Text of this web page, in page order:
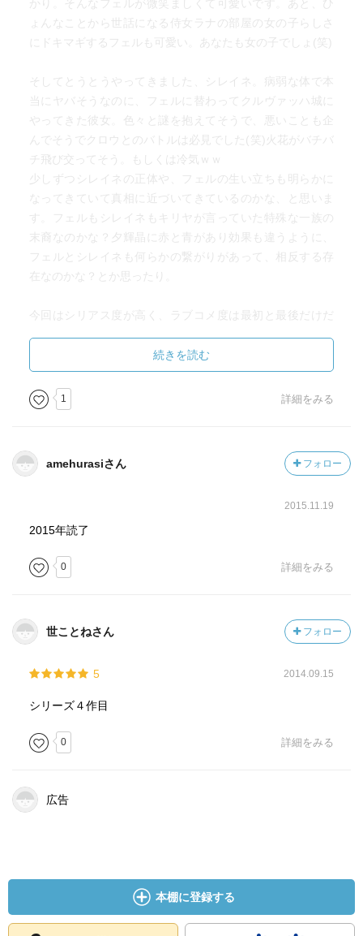
かり。そんなフェルが微笑ましくて可愛いです。あと、ひ
ょんなことから世話になる侍女ラナの部屋の女の子らしさ
にドキマギするフェルも可愛い。あなたも女の子でしょ(笑)
そしてとうとうやってきました、シレイネ。病弱な体で本
当にヤバそうなのに、フェルに替わってクルヴァッハ城に
やってきた彼女。色々と謎を抱えてそうで、悪いことも企
んでそうでクロウとのバトルは必見でした(笑)火花がバチバ
チ飛び交ってそう。もしくは冷気ｗｗ
少しずつシレイネの正体や、フェルの生い立ちも明らかに
なってきていて真相に近づいてきているのかな、と思いま
す。フェルもシレイネもキリヤが言っていた特殊な一族の
末裔なのかな？夕輝晶に赤と青があり効果も違うように、
フェルとシレイネも何らかの繋がりがあって、相反する存
在なのかな？とか思ったり。
今回はシリアス度が高く、ラブコメ度は最初と最後だけだ
楽しみにしておこう。フェルもクロウが好きだと自覚した
し、クロウも腹をくくったので今後はどんな展開になるの
かな？でもシレイネが奥方として城にいる間は表立ってイ
チャこらはできないだろうからクロウはどうするんでしょ
つもと違って何だか可愛かったです。５巻ではフェルも本
領発揮してくれるといいなぁ。４巻では何だかしょんぼり
続きを読む
1 詳細をみる
amehurasiさん フォロー
2015.11.19
2015年読了
0 詳細をみる
世ことねさん フォロー
5 2014.09.15
シリーズ４作目
0 詳細をみる
広告
本棚に登録する